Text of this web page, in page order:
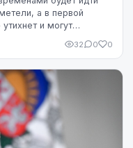
а в первой
и могут
32 0 0